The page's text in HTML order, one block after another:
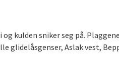
sniker seg på.
Aslak vest,